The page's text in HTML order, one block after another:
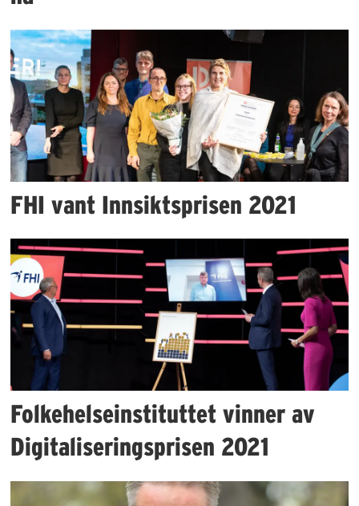
FHI vant Innsiktsprisen 2021
Folkehelseinstituttet vinner av
Digitaliseringsprisen 2021